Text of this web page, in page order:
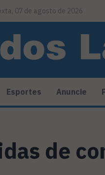
07 de agosto de 2026
Esportes Anuncie
de